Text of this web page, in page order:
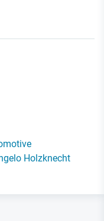
Holzknecht